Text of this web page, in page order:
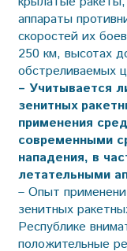
аппараты
скоростей их
250 км, высотах
обстреливаемых
– Учитывается
зенитных
применения
современными
нападения, в
летательными
– Опыт
зенитных
Республике
положительные